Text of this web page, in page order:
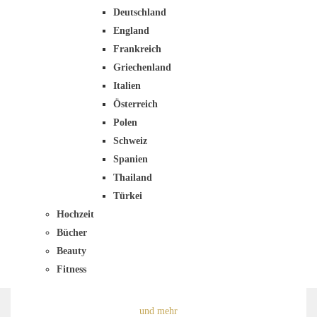
Deutschland
England
Frankreich
Griechenland
Italien
Österreich
Polen
Schweiz
Spanien
Thailand
Türkei
Hochzeit
Bücher
Beauty
Fitness
und mehr